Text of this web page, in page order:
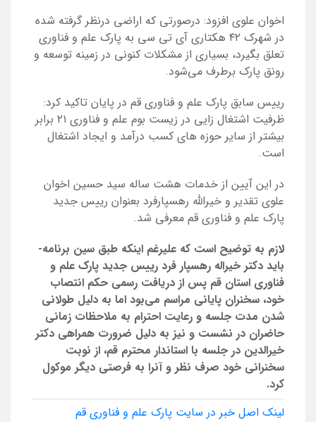
اخوان علوی افزود: درصورتی که اراضی درنظر گرفته شده
در شهرک ۴۲ هکتاری آی تی سی به پارک علم و فناوری
تعلق بگیرد، بسیاری از مشکلات کنونی در زمینه توسعه و
رونق پارک برطرف می‌شود.
رییس سابق پارک علم و فناوری قم در پایان تاکید کرد:
ظرفیت اشتغال زایی در زیست بوم علم و فناوری ۲۱ برابر
بیشتر از سایر حوزه های کسب درآمد و ایجاد اشتغال
است.
در این آیین از خدمات هشت ساله سید حسین اخوان
علوی تقدیر و خیرالله رهسپارفرد بعنوان رییس جدید
پارک علم و فناوری قم معرفی شد.
لازم به توضیح است که علی­رغم این­که طبق سین برنامه­
باید دکتر خیراله رهسپار فرد رییس جدید پارک علم و
فناوری استان قم پس از دریافت رسمی حکم انتصاب
خود، سخنران پایانی مراسم می‌­بود اما به دلیل طولانی
شدن مدت جلسه و رعایت احترام به ملاحظات زمانی
حاضران در نشست و نیز به دلیل ضرورت همراهی دکتر
خیرالدین در جلسه با استاندار محترم قم، از نوبت
سخنرانی خود صرف نظر و آن­را به فرصتی دیگر موکول
کرد.
لینک اصل خبر در سایت پارک علم و فناوری قم